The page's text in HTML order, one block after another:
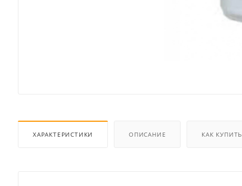
ХАРАКТЕРИСТИКИ ОПИСАНИЕ КАК КУПИТЬ